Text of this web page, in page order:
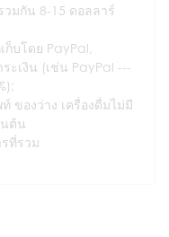
มกัน 8-15 ดอลลาร์
บโดย PayPal,
ะเงิน (เช่น PayPal ---
ของว่าง เครื่องดื่มไม่มี
นต้น
ที่รวม